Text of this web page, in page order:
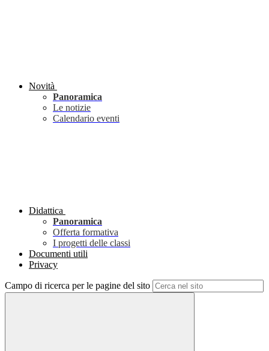
Novità
Panoramica
Le notizie
Calendario eventi
Didattica
Panoramica
Offerta formativa
I progetti delle classi
Documenti utili
Privacy
Campo di ricerca per le pagine del sito